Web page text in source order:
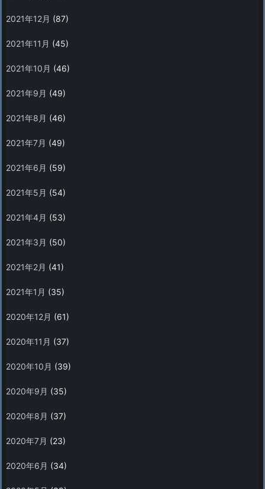
2021年12月 (87)
2021年11月 (45)
2021年10月 (46)
2021年9月 (49)
2021年8月 (46)
2021年7月 (49)
2021年6月 (59)
2021年5月 (54)
2021年4月 (53)
2021年3月 (50)
2021年2月 (41)
2021年1月 (35)
2020年12月 (61)
2020年11月 (37)
2020年10月 (39)
2020年9月 (35)
2020年8月 (37)
2020年7月 (23)
2020年6月 (34)